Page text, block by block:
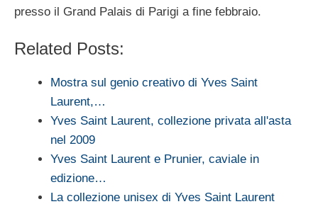
presso il Grand Palais di Parigi a fine febbraio.
Related Posts:
Mostra sul genio creativo di Yves Saint
Laurent,…
Yves Saint Laurent, collezione privata all'asta
nel 2009
Yves Saint Laurent e Prunier, caviale in
edizione…
La collezione unisex di Yves Saint Laurent